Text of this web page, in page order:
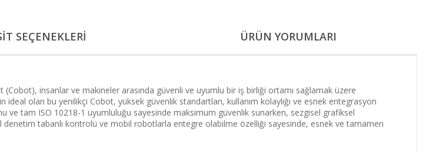
SEÇENEKLERİ ÜRÜN YORUMLARI
insanlar ve makineler arasında güvenli ve uyumlu bir iş birliği ortamı sağlamak üzere
olan bu yenilikçi Cobot, yüksek güvenlik standartları, kullanım kolaylığı ve esnek entegrasyon
ve tam ISO 10218-1 uyumluluğu sayesinde maksimum güvenlik sunarken, sezgisel grafiksel
tabanlı kontrolü ve mobil robotlarla entegre olabilme özelliği sayesinde, esnek ve tamamen